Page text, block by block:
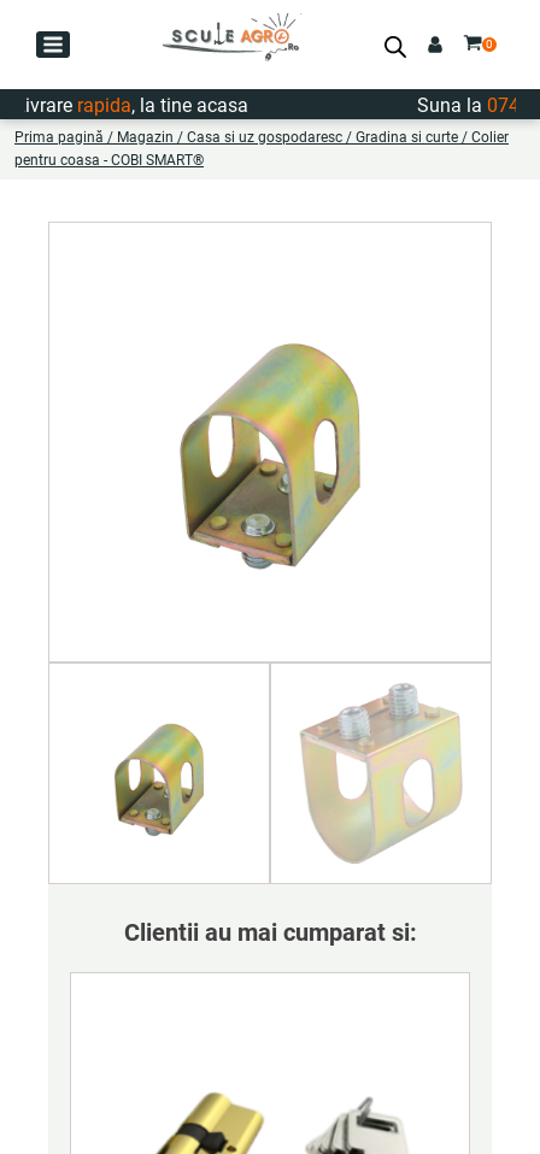
rapida, la tine acasa Suna la
Prima pagină / Magazin / Casa si uz gospodaresc / Gradina si curte / Colier
pentru coasa - COBI SMART®
Clientii au mai cumparat si: